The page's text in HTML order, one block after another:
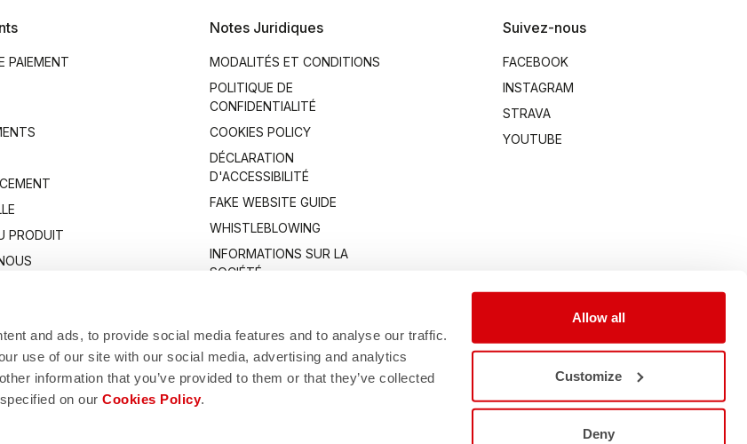
and ads, to provide social media features and to analyse our traffic.
use of our site with our social media, advertising and analytics
information that you’ve provided to them or that they’ve collected
on ourCookies Policy.
Allow all
Customize
Deny
PAIEMENT
PRODUIT
Notes Juridiques
MODALITÉS ET CONDITIONS
POLITIQUE DE
CONFIDENTIALITÉ
COOKIES POLICY
DÉCLARATION
D'ACCESSIBILITÉ
FAKE WEBSITE GUIDE
WHISTLEBLOWING
INFORMATIONS SUR LA
SOCIÉTÉ
Suivez-nous
FACEBOOK
INSTAGRAM
STRAVA
YOUTUBE